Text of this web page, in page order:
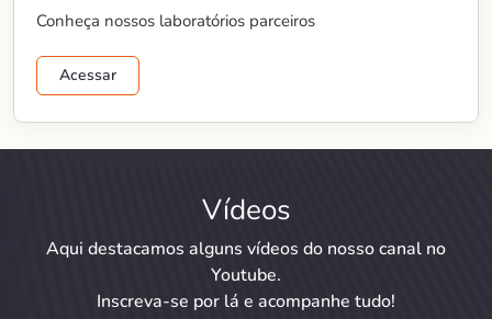
Conheça nossos laboratórios parceiros
Acessar
Vídeos
Aqui destacamos alguns vídeos do nosso canal no
Youtube.
Inscreva-se por lá e acompanhe tudo!